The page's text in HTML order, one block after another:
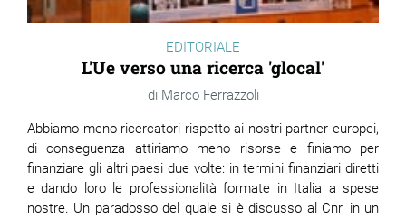
EDITORIALE
L'Ue verso una ricerca 'glocal'
Marco Ferrazzoli
Abbiamo meno ricercatori rispetto ai nostri partner europei,
di conseguenza attiriamo meno risorse e finiamo per
finanziare gli altri paesi due volte: in termini finanziari diretti
e dando loro le professionalità formate in Italia a spese
nostre. Un paradosso del quale si è discusso al Cnr, in un